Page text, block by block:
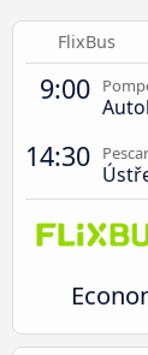
FlixBus
9:00
14:30